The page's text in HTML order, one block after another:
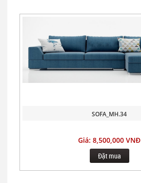
SOFA_MH.34
Giá: 8,500,000 VNĐ
Đặt mua